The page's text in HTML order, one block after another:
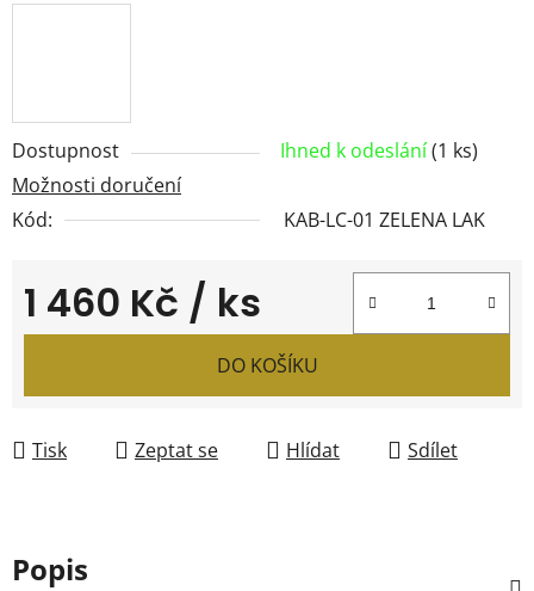
Dostupnost Ihned k odeslání(1 ks)
Možnosti doručení
Kód:
KAB-LC-01 ZELENA LAK
1 460 Kč / ks
Měrná cena:
DO KOŠÍKU
Tisk Zeptat se Hlídat Sdílet
Popis